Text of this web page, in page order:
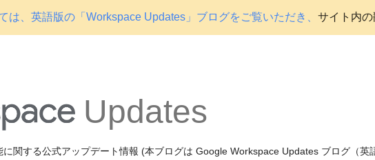
は、英語版の「Workspace Updates」ブログをご覧いただき、 サイト内の
Updates
関する公式アップデート情報 (本ブログは Google Workspace Updates ブログ（英